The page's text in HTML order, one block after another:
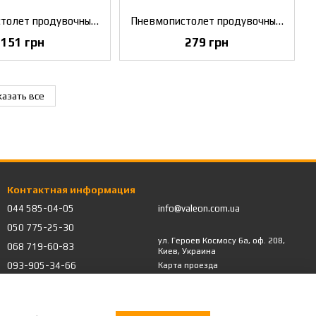
Пневмопистолет продувочный длинный TITAN T-001L
151 грн
Пневмопистолет продувочный короткий Air Pro DG10-1
279 грн
все
Контактная информация
044 585-04-05
050 775-25-30
068 719-60-83
093-905-34-66
info@valeon.com.ua
ул. Героев Космосу 6а, оф. 208,
Киев, Украина
Карта проезда